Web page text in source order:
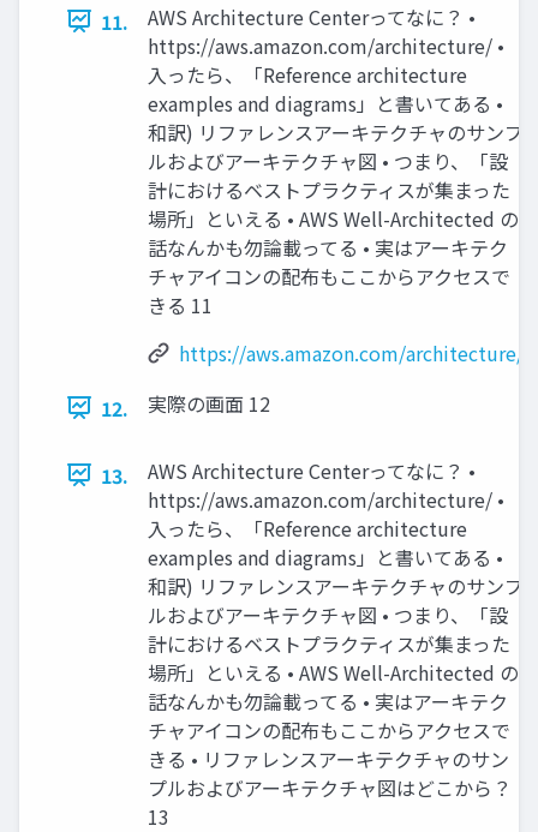
11.
AWS Architecture Centerってなに？ •
https://aws.amazon.com/architecture/ •
入ったら、「Reference architecture
examples and diagrams」と書いてある •
和訳) リファレンスアーキテクチャのサンプ
ルおよびアーキテクチャ図 • つまり、「設
計におけるベストプラクティスが集まった
場所」といえる • AWS Well-Architected の
話なんかも勿論載ってる • 実はアーキテク
チャアイコンの配布もここからアクセスで
きる 11
https://aws.amazon.com/architecture/
12.
実際の画面 12
13.
AWS Architecture Centerってなに？ •
https://aws.amazon.com/architecture/ •
入ったら、「Reference architecture
examples and diagrams」と書いてある •
和訳) リファレンスアーキテクチャのサンプ
ルおよびアーキテクチャ図 • つまり、「設
計におけるベストプラクティスが集まった
場所」といえる • AWS Well-Architected の
話なんかも勿論載ってる • 実はアーキテク
チャアイコンの配布もここからアクセスで
きる • リファレンスアーキテクチャのサン
プルおよびアーキテクチャ図はどこから？
13